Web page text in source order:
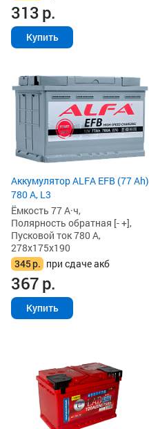
313р.
Купить
Аккумулятор ALFA EFB (77 Ah)
780 А, L3
Ёмкость 77 А·ч,
Полярность обратная [- +],
Пусковой ток 780 А,
278x175x190
345р. при сдаче акб
367р.
Купить